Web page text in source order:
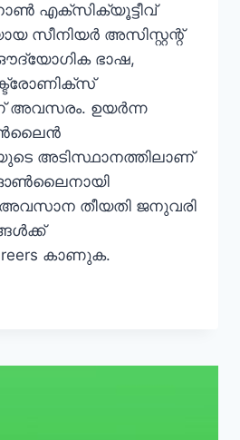
എക്സിക്യൂട്ടീവ്
സീനിയർ അസിസ്റ്റന്റ്
ഭാഷ,
അവസരം. ഉയർന്ന
അടിസ്ഥാനത്തിലാണ്
ഓൺലൈനായി
അവസാന തീയതി ജനുവരി
കാണുക.